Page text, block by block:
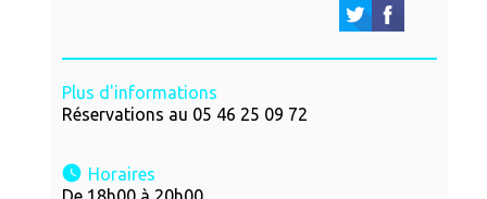
Plus d'informations
Réservations au 05 46 25 09 72
Horaires